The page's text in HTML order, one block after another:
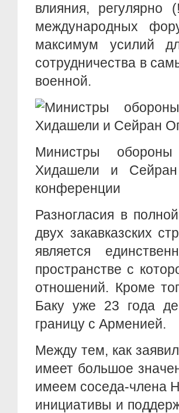
влияния, регулярно
международных
максимум усилий
сотрудничества в
военной.
Министры
Хидашели и
конференции
Разногласия в
двух закавказских
является
пространстве с
отношений. Кроме
Баку уже 23 года
границу с Арменией.
Между тем, как
имеет большое
имеем соседа-члена
инициативы и